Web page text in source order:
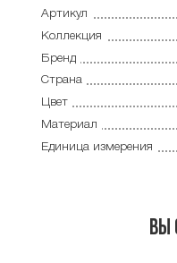
Артикул
Коллекция
Бренд
Страна
Цвет
Материал
Единица измерения
Вы